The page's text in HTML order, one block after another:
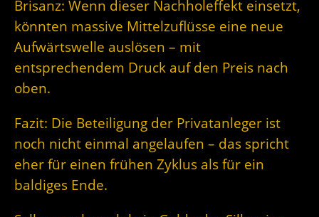
Brisanz: Wenn dieser Nachholeffekt einsetzt,
könnten massive Mittelzuflüsse eine neue
Aufwärtswelle auslösen – mit
entsprechendem Druck auf den Preis nach
oben.
Fazit: Die Beteiligung der Privatanleger ist
noch nicht einmal angelaufen – das spricht
eher für einen frühen Zyklus als für ein
baldiges Ende.